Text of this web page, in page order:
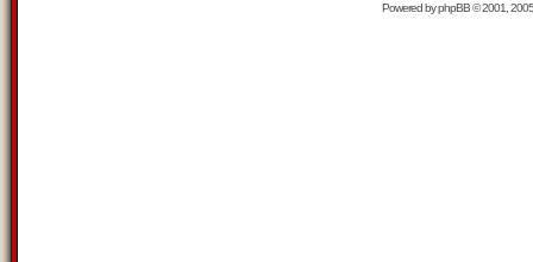
Powered byphpBB© 2001,